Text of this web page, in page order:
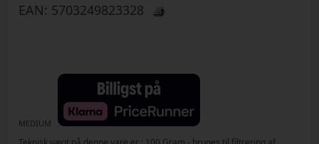
EAN: 5703249823328
MEDIUM